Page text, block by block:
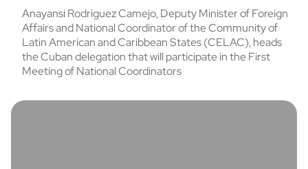
Anayansi Rodriguez Camejo, Deputy Minister of Foreign
Affairs and National Coordinator of the Community of
Latin American and Caribbean States (CELAC), heads
the Cuban delegation that will participate in the First
Meeting of National Coordinators